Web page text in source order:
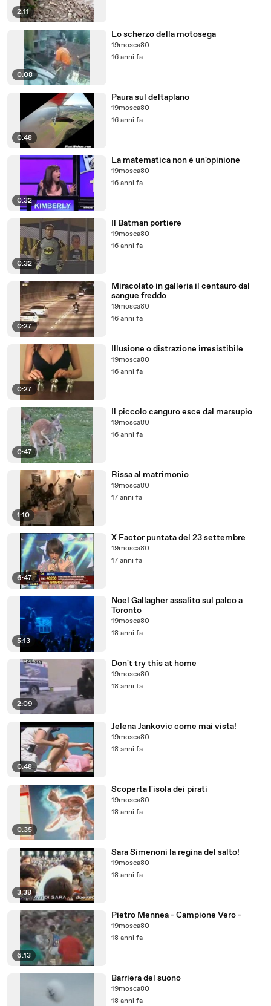
2:11
0:08
Lo scherzo della motosega
19mosca80
16 anni fa
0:48
Paura sul deltaplano
19mosca80
16 anni fa
0:32
La matematica non è un'opinione
19mosca80
16 anni fa
0:32
Il Batman portiere
19mosca80
16 anni fa
0:27
Miracolato in galleria il centauro dal
sangue freddo
19mosca80
16 anni fa
0:27
Illusione o distrazione irresistibile
19mosca80
16 anni fa
0:47
Il piccolo canguro esce dal marsupio
19mosca80
16 anni fa
1:10
Rissa al matrimonio
19mosca80
17 anni fa
6:47
X Factor puntata del 23 settembre
19mosca80
17 anni fa
5:13
Noel Gallagher assalito sul palco a
Toronto
19mosca80
18 anni fa
2:09
Don't try this at home
19mosca80
18 anni fa
0:48
Jelena Jankovic come mai vista!
19mosca80
18 anni fa
0:35
Scoperta l'isola dei pirati
19mosca80
18 anni fa
3:38
Sara Simenoni la regina del salto!
19mosca80
18 anni fa
6:13
Pietro Mennea - Campione Vero -
19mosca80
18 anni fa
Barriera del suono
19mosca80
18 anni fa